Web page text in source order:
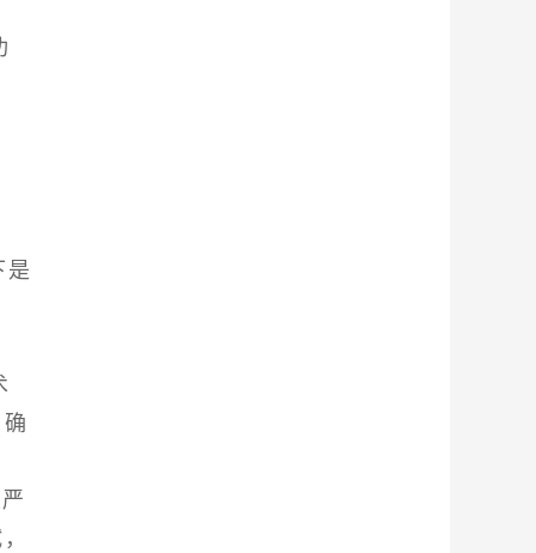
是